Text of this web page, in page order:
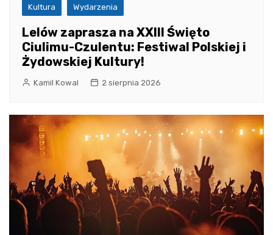
Kultura Wydarzenia
Lelów zaprasza na XXIII Święto
Ciulimu-Czulentu: Festiwal Polskiej i
Żydowskiej Kultury!
Kamil Kowal 2 sierpnia 2026